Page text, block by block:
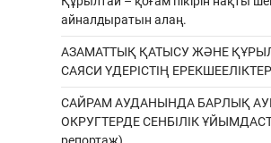
айналдыратын алаң.
АЗАМАТТЫҚ ҚАТЫСУ ЖӘНЕ
САЯСИ ҮДЕРІСТІҢ
САЙРАМ АУДАНЫНДА БАРЛЫҚ
ОКРУГТЕРДЕ СЕНБІЛІК